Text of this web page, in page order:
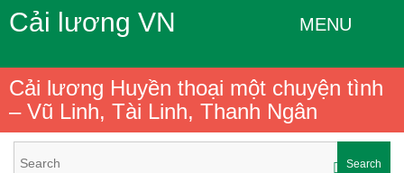
Cải lương VN MENU
Cải lương Huyền thoại một chuyện tình
– Vũ Linh, Tài Linh, Thanh Ngân
Search